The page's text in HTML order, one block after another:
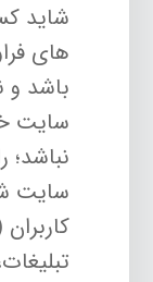
شاید
های
باشد و
سایت
سایت